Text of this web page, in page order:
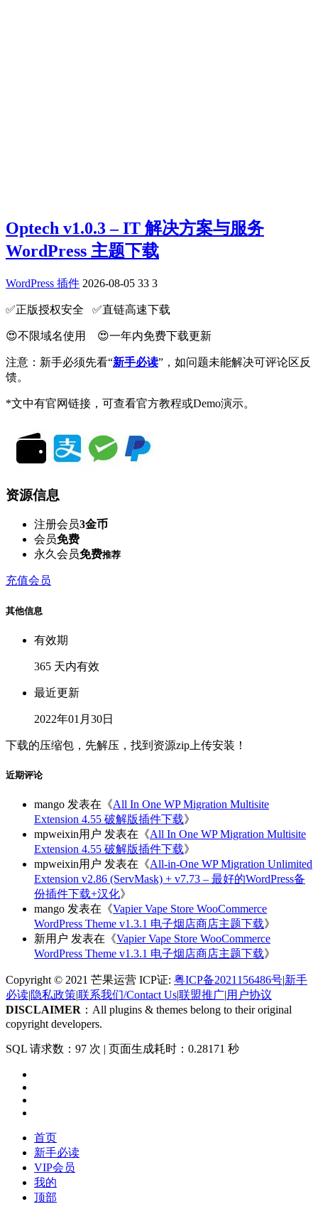
Optech v1.0.3 – IT 解决方案与服务
WordPress 主题下载
WordPress 插件 2026-08-05 33 3
✅️正版授权安全 ✅️直链高速下载
😍不限域名使用 😍一年内免费下载更新
注意：新手必须先看“新手必读”，如问题未能解决可评论区反
馈。
*文中有官网链接，可查看官方教程或Demo演示。
资源信息
注册会员3金币
会员免费
永久会员免费推荐
充值会员
其他信息
有效期
365 天内有效
最近更新
2022年01月30日
下载的压缩包，先解压，找到资源zip上传安装！
近期评论
mango 发表在《All In One WP Migration Multisite
Extension 4.55 破解版插件下载》
mpweixin用户 发表在《All In One WP Migration Multisite
Extension 4.55 破解版插件下载》
mpweixin用户 发表在《All-in-One WP Migration Unlimited
Extension v2.86 (ServMask) + v7.73 – 最好的WordPress备
份插件下载+汉化》
mango 发表在《Vapier Vape Store WooCommerce
WordPress Theme v1.3.1 电子烟店商店主题下载》
新用户 发表在《Vapier Vape Store WooCommerce
WordPress Theme v1.3.1 电子烟店商店主题下载》
Copyright © 2021 芒果运营 ICP证: 粤ICP备2021156486号|新手
必读|隐私政策|联系我们/Contact Us|联盟推广|用户协议
DISCLAIMER ：All plugins & themes belong to their original
copyright developers.
SQL 请求数：97 次 | 页面生成耗时：0.28171 秒
首页
新手必读
VIP会员
我的
顶部